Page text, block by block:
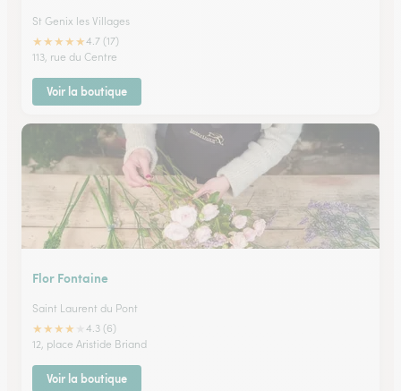
St Genix les Villages
★★★★★4.7 (17)
113, rue du Centre
Voir la boutique
Flor Fontaine
Saint Laurent du Pont
★★★★
4.3 (6)
12, place Aristide Briand
Voir la boutique